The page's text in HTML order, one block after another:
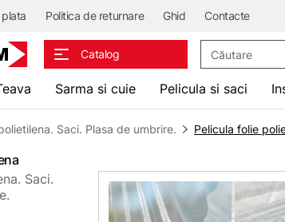
Politica de returnare Ghid Contacte
Catalog
Sarma si cuie Pelicula si saci
Saci. Plasa de umbrire. Pelicula folie
Saci.